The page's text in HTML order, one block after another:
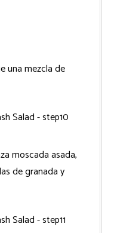
una mezcla de
moscada asada,
de granada y